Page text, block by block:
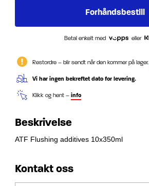
Betal enkelt med eller
Restordre – blir sendt når den kommer på lager.
Vi har ingen bekreftet dato for levering.
Klikk og hent – info
Beskrivelse
ATF Flushing additives 10x350ml
Kontakt oss